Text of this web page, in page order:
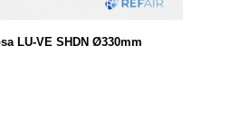
LU-VE SHDN Ø330mm